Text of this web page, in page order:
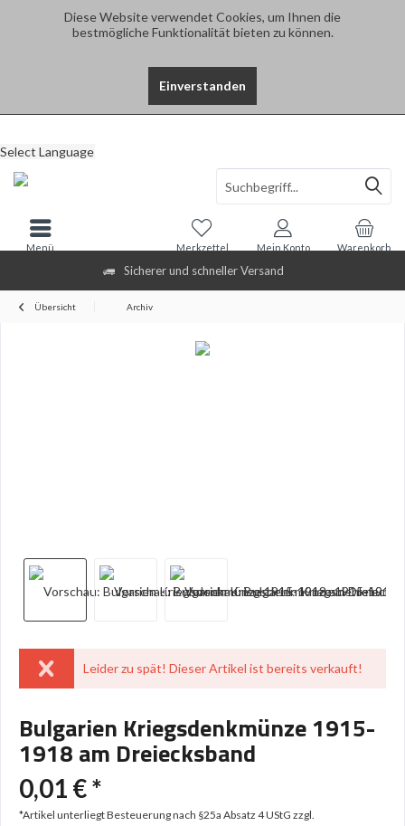
Diese Website verwendet Cookies, um Ihnen die
bestmögliche Funktionalität bieten zu können.
Einverstanden
Sicherer und schneller Versand
Select Language
Warenkorb
Merkzettel Mein Konto
Menü
Übersicht Archiv
Leider zu spät! Dieser Artikel ist bereits verkauft!
Bulgarien Kriegsdenkmünze 1915-
1918 am Dreiecksband
0,01 € *
*Artikel unterliegt Besteuerung nach §25a Absatz 4 UStG zzgl.